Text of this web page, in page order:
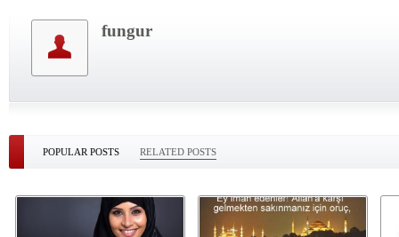
fungur
POPULAR POSTS RELATED POSTS